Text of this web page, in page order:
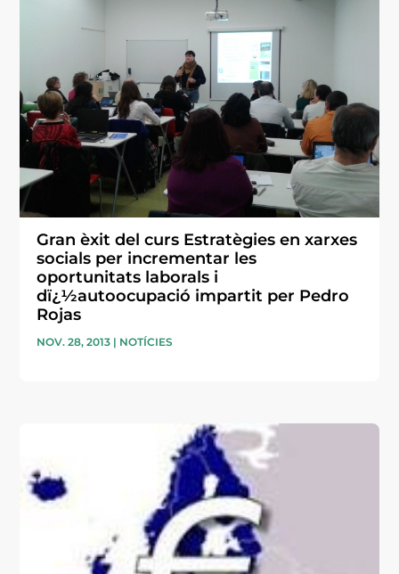
Gran èxit del curs Estratègies en xarxes
socials per incrementar les
oportunitats laborals i
dï¿½autoocupació impartit per Pedro
Rojas
NOV. 28, 2013 | NOTÍCIES